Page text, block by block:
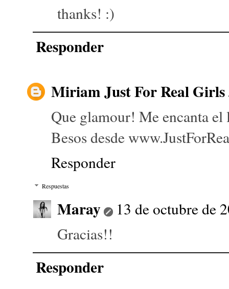
thanks! :)
Responder
Miriam Just For Real Girls
Que glamour! Me encanta
Besos desde
Responder
Respuestas
Maray
13 de octubre de
Gracias!!
Responder